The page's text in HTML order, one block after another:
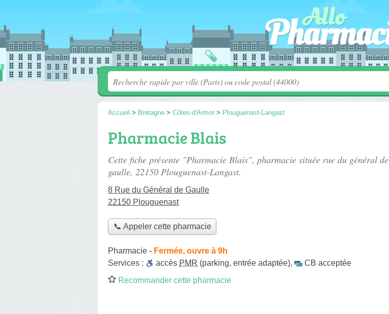
Accueil > Bretagne > Côtes-d'Armor > Plouguenast-Langast
Pharmacie Blais
Cette fiche présente "Pharmacie Blais", pharmacie située rue du général de
gaulle, 22150 Plouguenast-Langast.
8 Rue du Général de Gaulle
22150 Plouguenast
📞 Appeler cette pharmacie
Pharmacie - Fermée, ouvre à 9h
Services :
accès PMR (parking, entrée adaptée),
CB acceptée
Recommander cette pharmacie